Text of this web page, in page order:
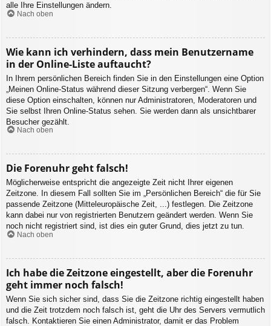
alle Ihre Einstellungen ändern.
Nach oben
Wie kann ich verhindern, dass mein Benutzername
in der Online-Liste auftaucht?
In Ihrem persönlichen Bereich finden Sie in den Einstellungen eine Option
„Meinen Online-Status während dieser Sitzung verbergen“. Wenn Sie
diese Option einschalten, können nur Administratoren, Moderatoren und
Sie selbst Ihren Online-Status sehen. Sie werden dann als unsichtbarer
Besucher gezählt.
Nach oben
Die Forenuhr geht falsch!
Möglicherweise entspricht die angezeigte Zeit nicht Ihrer eigenen
Zeitzone. In diesem Fall sollten Sie im „Persönlichen Bereich“ die für Sie
passende Zeitzone (Mitteleuropäische Zeit, ...) festlegen. Die Zeitzone
kann dabei nur von registrierten Benutzern geändert werden. Wenn Sie
noch nicht registriert sind, ist dies ein guter Grund, dies jetzt zu tun.
Nach oben
Ich habe die Zeitzone eingestellt, aber die Forenuhr
geht immer noch falsch!
Wenn Sie sich sicher sind, dass Sie die Zeitzone richtig eingestellt haben
und die Zeit trotzdem noch falsch ist, geht die Uhr des Servers vermutlich
falsch. Kontaktieren Sie einen Administrator, damit er das Problem